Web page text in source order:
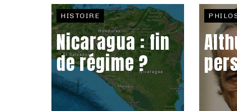
HISTOIRE
Nicaragua : fin
de régime ?